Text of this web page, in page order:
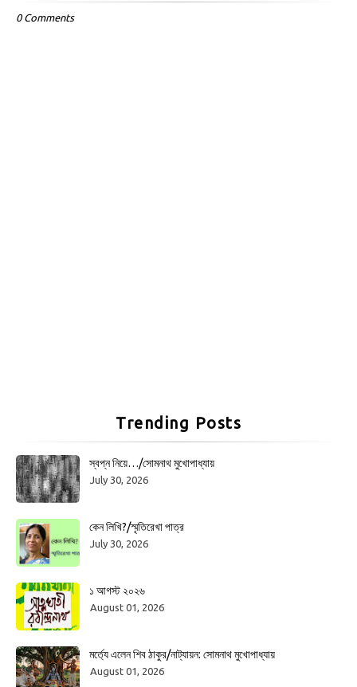
0 Comments
Trending Posts
স্বপ্ন নিয়ে…/সোমনাথ মুখোপাধ্যায়
July 30, 2026
কেন লিখি?/স্মৃতিরেখা পাত্র
July 30, 2026
১ আগস্ট ২০২৬
August 01, 2026
মর্ত্যে এলেন শিব ঠাকুর/নাট্যায়ন: সোমনাথ মুখোপাধ্যায়
August 01, 2026